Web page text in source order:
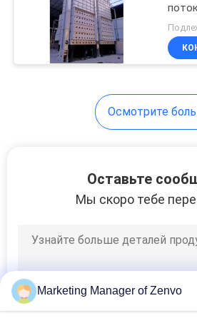
Райс цвета
Машина
Осмотрите
Оставьте
Мы скоро тебе
Marketing Manager of Zenvo